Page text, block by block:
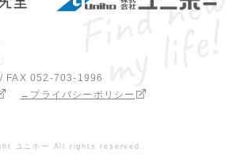
/ FAX 052-703-1996
→プライバシーポリシー
ユニホー All rights reserved.